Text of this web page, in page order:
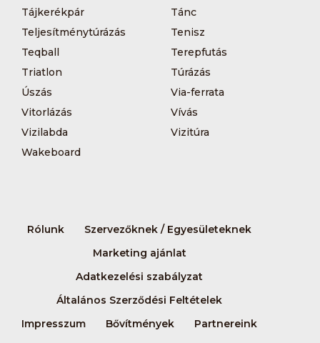
Tájkerékpár
Tánc
Teljesítménytúrázás
Tenisz
Teqball
Terepfutás
Triatlon
Túrázás
Úszás
Via-ferrata
Vitorlázás
Vívás
Vizilabda
Vizitúra
Wakeboard
Rólunk
Szervezőknek / Egyesületeknek
Marketing ajánlat
Adatkezelési szabályzat
Általános Szerződési Feltételek
Impresszum
Bővítmények Partnereink